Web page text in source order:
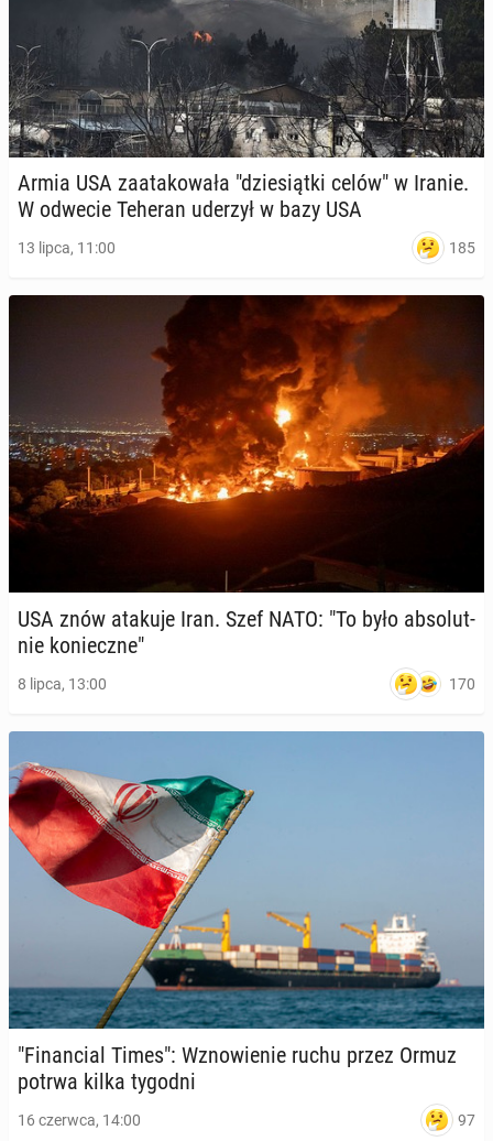
Armia USA za­ata­ko­wa­ła "dzie­siąt­ki celów" w Iranie.
W odwecie Teheran uderzył w bazy USA
13 lipca, 11:00 185
USA znów atakuje Iran. Szef NATO: "To było ab­so­lut­
nie ko­niecz­ne"
8 lipca, 13:00 170
"Fi­nan­cial Times": Wzno­wie­nie ruchu przez Ormuz
potrwa kilka tygodni
16 czerwca, 14:00 97